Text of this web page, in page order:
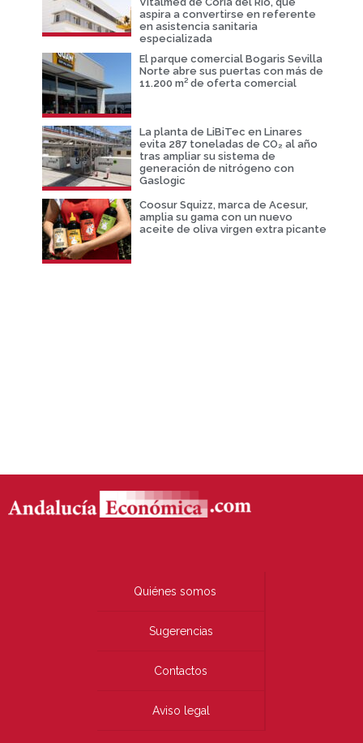
aspira a convertirse en referente
en asistencia sanitaria
especializada
El parque comercial Bogaris Sevilla
Norte abre sus puertas con más de
11.200 m² de oferta comercial
La planta de LiBiTec en Linares
evita 287 toneladas de CO₂ al año
tras ampliar su sistema de
generación de nitrógeno con
Gaslogic
Coosur Squizz, marca de Acesur,
amplia su gama con un nuevo
aceite de oliva virgen extra picante
Quiénes somos
Sugerencias
Contactos
Aviso legal